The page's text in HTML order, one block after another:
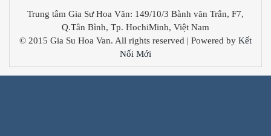
Trung tâm Gia Sư Hoa Văn: 149/10/3 Bành văn Trân, F7,
Q.Tân Bình, Tp. HochiMinh, Việt Nam
© 2015 Gia Su Hoa Van. All rights reserved | Powered by Kết
Nối Mới